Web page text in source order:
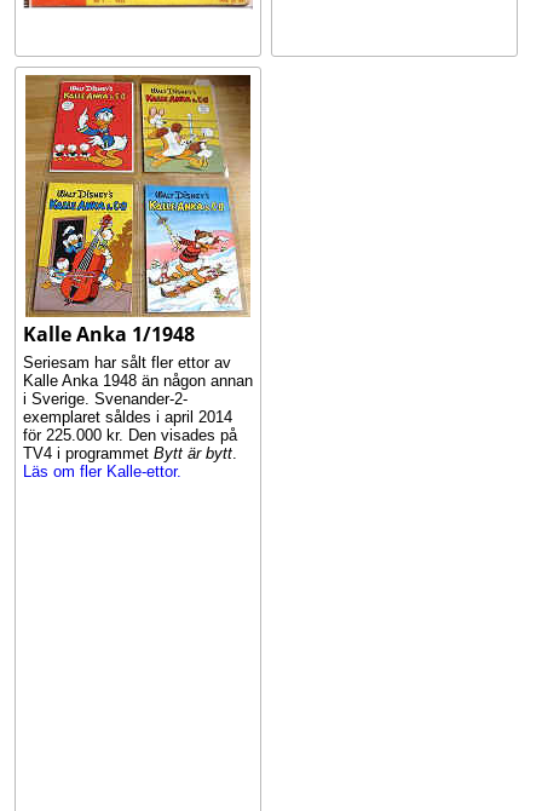
Kalle Anka 1/1948
Seriesam har sålt fler ettor av
Kalle Anka 1948 än någon annan
i Sverige. Svenander-2-
exemplaret såldes i april 2014
för 225.000 kr. Den visades på
TV4 i programmet Bytt är bytt.
Läs om fler Kalle-ettor.